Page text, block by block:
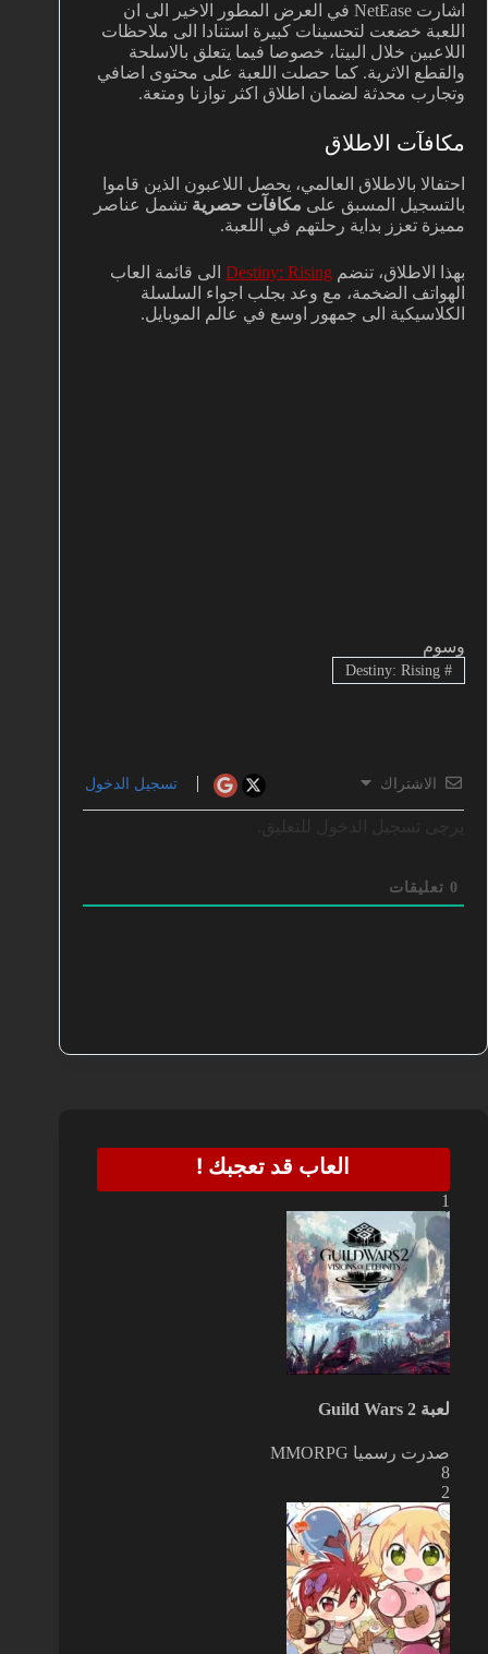
اشارت NetEase في العرض المطور الاخير الى ان
اللعبة خضعت لتحسينات كبيرة استنادا الى ملاحظات
اللاعبين خلال البيتا، خصوصا فيما يتعلق بالاسلحة
والقطع الاثرية. كما حصلت اللعبة على محتوى اضافي
وتجارب محدثة لضمان اطلاق اكثر توازنا ومتعة.
مكافآت الاطلاق
احتفالا بالاطلاق العالمي، يحصل اللاعبون الذين قاموا
بالتسجيل المسبق على مكافآت حصرية تشمل عناصر
مميزة تعزز بداية رحلتهم في اللعبة.
بهذا الاطلاق، تنضم Destiny: Rising الى قائمة العاب
الهواتف الضخمة، مع وعد بجلب اجواء السلسلة
الكلاسيكية الى جمهور اوسع في عالم الموبايل.
وسوم
#
Destiny: Rising
الاشتراك تسجيل الدخول
0 تعليقات
العاب قد تعجبك !
1
لعبة Guild Wars 2
صدرت رسميا MMORPG
8
2